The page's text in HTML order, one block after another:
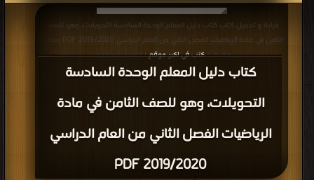
كتاب دليل المعلم الوحدة السادسة
التحويلات، وهو للصف الثامن في مادة
الرياضيات الفصل الثاني من العام الدراسي
2019/2020 PDF
قراءة و تحميل كتاب كتاب دليل المعلم الوحدة السادسة التحويلات، وهو للصف
الثامن في مادة الرياضيات الفصل الثاني من العام الدراسي 2019/2020 PDF مجانا |
مكتبة >كتب في اكبر موقع| التحميل : مرة/مرات